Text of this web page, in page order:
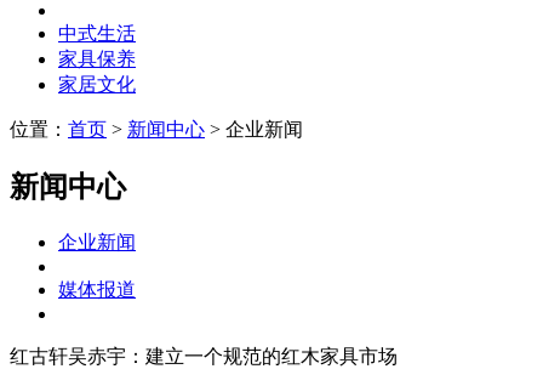
中式生活
家具保养
家居文化
位置： 首页 > 新闻中心 > 企业新闻
新闻中心
企业新闻
媒体报道
红古轩吴赤宇：建立一个规范的红木家具市场